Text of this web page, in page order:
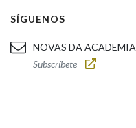
SÍGUENOS
NOVAS DA ACADEMIA
Subscríbete